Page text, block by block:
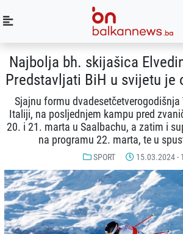
Najbolja bh. skijašica
Predstavljati BiH u svijetu je
Sjajnu formu
Italiji, na posljednjem kampu pred
20. i 21. marta u Saalbachu, a zatim i
na programu 22. marta, te u
SPORT 15.03.2024 -